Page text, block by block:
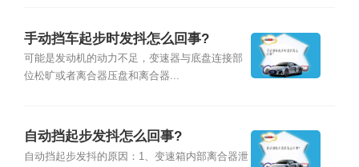
手动挡车起步时发抖怎么回事?
可能是发动机的动力不足，变速器与底盘连接部
位松旷或者离合器压盘和离合器...
自动挡起步发抖怎么回事?
自动挡起步发抖的原因：1、变速箱内部离合器泄